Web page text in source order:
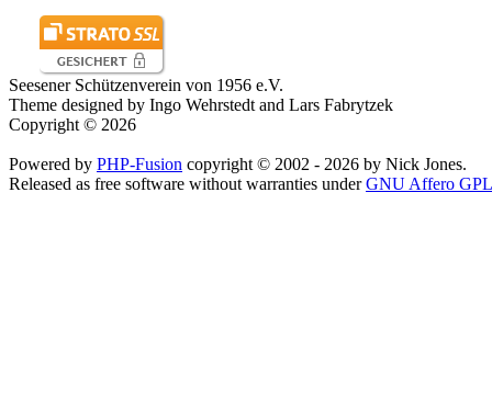
Seesener Schützenverein von 1956 e.V.
Theme designed by Ingo Wehrstedt and Lars Fabrytzek
Copyright © 2026
Powered by PHP-Fusion copyright © 2002 - 2026 by Nick Jones.
Released as free software without warranties underGNU Affero GPL